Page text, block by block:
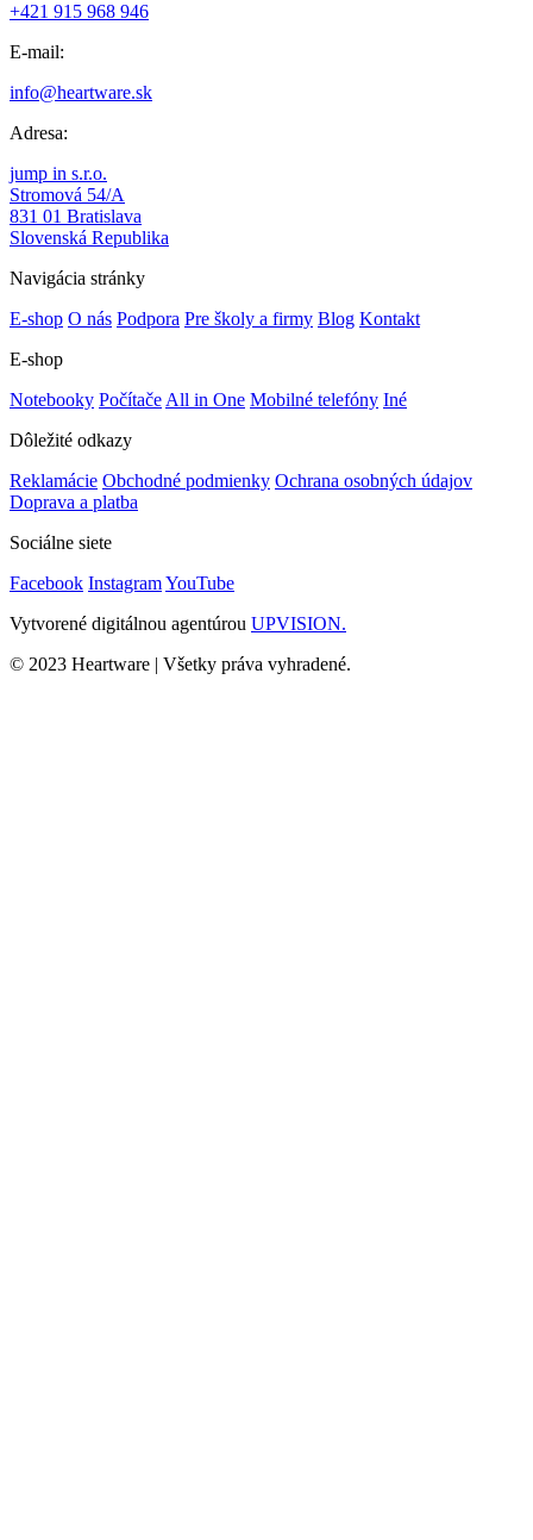
+421 915 968 946
E-mail:
info@heartware.sk
Adresa:
jump in s.r.o.
Stromová 54/A
831 01 Bratislava
Slovenská Republika
Navigácia stránky
E-shop O nás Podpora Pre školy a firmy Blog Kontakt
E-shop
Notebooky Počítače All in One Mobilné telefóny Iné
Dôležité odkazy
Reklamácie Obchodné podmienky Ochrana osobných údajov
Doprava a platba
Sociálne siete
Facebook InstagramYouTube
Vytvorené digitálnou agentúrou UPVISION.
© 2023 Heartware | Všetky práva vyhradené.